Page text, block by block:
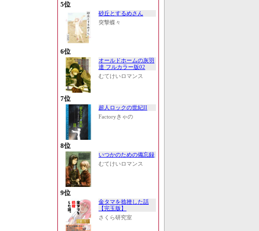
5位
砂丘とするめさん
突撃蝶々
6位
オールドホームの灰羽
達 フルカラー版02
むてけいロマンス
7位
超人ロックの世紀II
Factoryきゃの
8位
いつかのための備忘録
むてけいロマンス
9位
金タマを捻挫した話
【完玉版】
さくら研究室